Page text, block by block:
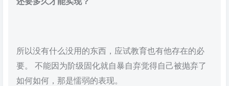
所以没有什么没用的东西，应试教育也有他存在的必
要。 不能因为阶级固化就自暴自弃觉得自己被抛弃了
如何如何，那是懦弱的表现。